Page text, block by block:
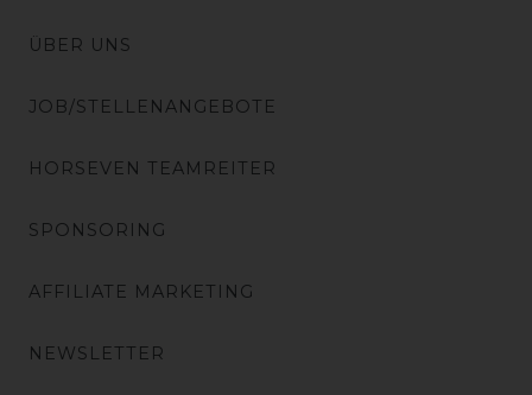
ÜBER UNS
JOB/STELLENANGEBOTE
HORSEVEN TEAMREITER
SPONSORING
AFFILIATE MARKETING
NEWSLETTER